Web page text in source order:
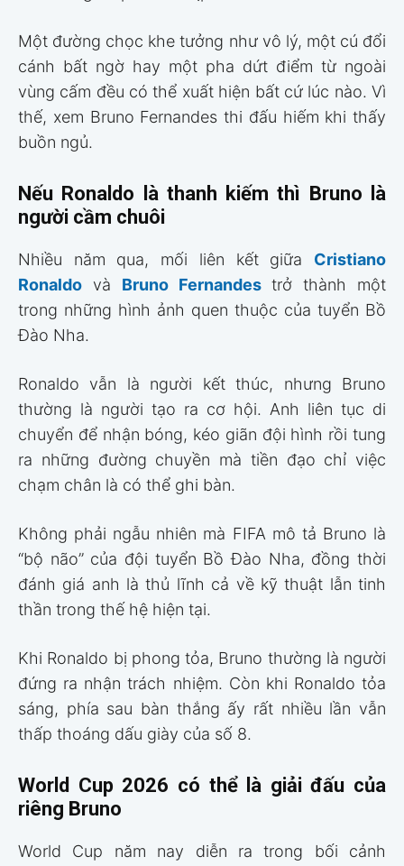
Một đường chọc khe tưởng như vô lý, một cú đổi
cánh bất ngờ hay một pha dứt điểm từ ngoài
vùng cấm đều có thể xuất hiện bất cứ lúc nào. Vì
thế, xem Bruno Fernandes thi đấu hiếm khi thấy
buồn ngủ.
Nếu Ronaldo là thanh kiếm thì Bruno là
người cầm chuôi
Nhiều năm qua, mối liên kết giữa Cristiano
Ronaldo và Bruno Fernandestrở thành một
trong những hình ảnh quen thuộc của tuyển Bồ
Đào Nha.
Ronaldo vẫn là người kết thúc, nhưng Bruno
thường là người tạo ra cơ hội. Anh liên tục di
chuyển để nhận bóng, kéo giãn đội hình rồi tung
ra những đường chuyền mà tiền đạo chỉ việc
chạm chân là có thể ghi bàn.
Không phải ngẫu nhiên mà FIFA mô tả Bruno là
“bộ não” của đội tuyển Bồ Đào Nha, đồng thời
đánh giá anh là thủ lĩnh cả về kỹ thuật lẫn tinh
thần trong thế hệ hiện tại.
Khi Ronaldo bị phong tỏa, Bruno thường là người
đứng ra nhận trách nhiệm. Còn khi Ronaldo tỏa
sáng, phía sau bàn thắng ấy rất nhiều lần vẫn
thấp thoáng dấu giày của số 8.
World Cup 2026 có thể là giải đấu của
riêng Bruno
World Cup năm nay diễn ra trong bối cảnh